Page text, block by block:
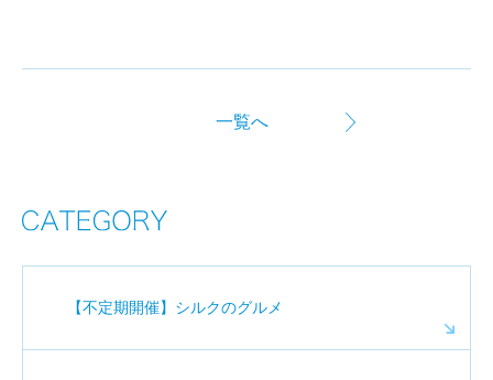
一覧へ
【不定期開催】シルクのグルメ